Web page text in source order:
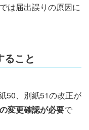
は届出誤りの原因に
ること
50、別紙51の改正が
変更確認が必要で